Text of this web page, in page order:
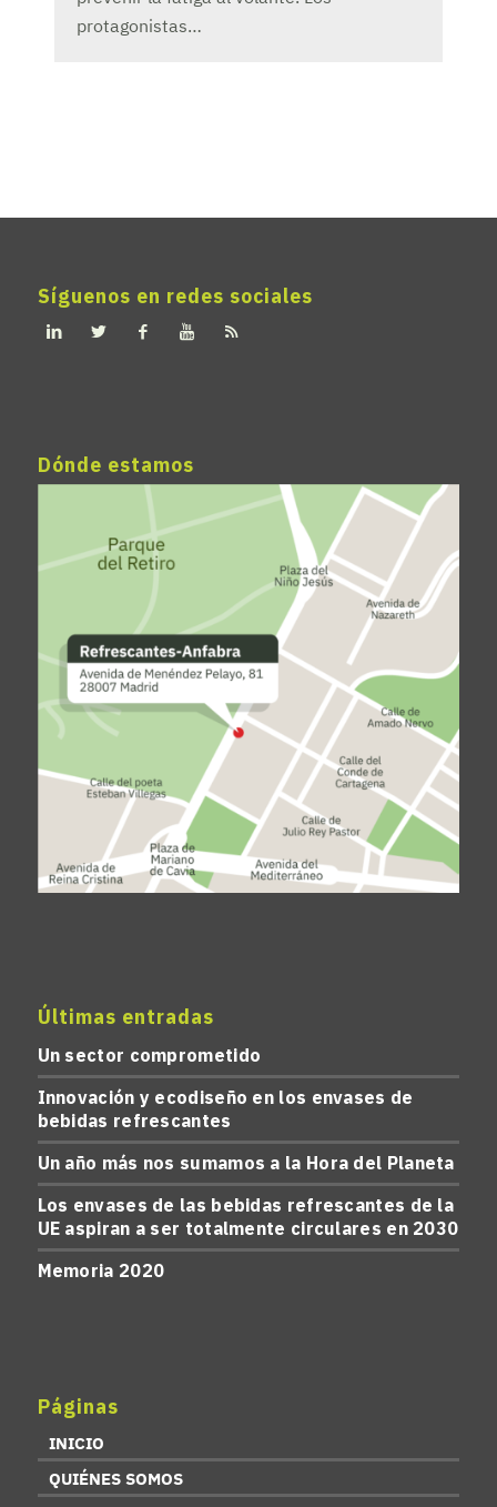
protagonistas…
Síguenos en redes sociales
Dónde estamos
Últimas entradas
Un sector comprometido
Innovación y ecodiseño en los envases de
bebidas refrescantes
Un año más nos sumamos a la Hora del Planeta
Los envases de las bebidas refrescantes de la
UE aspiran a ser totalmente circulares en 2030
Memoria 2020
Páginas
INICIO
QUIÉNES SOMOS